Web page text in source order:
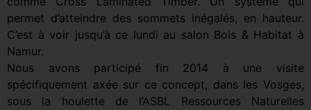
permet d’atteindre des sommets inégalés, en hauteur.
C’est à voir jusqu’à ce lundi au salon Bois & Habitat à
Namur.
Nous avons participé fin 2014 à une visite
spécifiquement axée sur ce concept, dans les Vosges,
sous la houlette de l’ASBL Ressources Naturelles